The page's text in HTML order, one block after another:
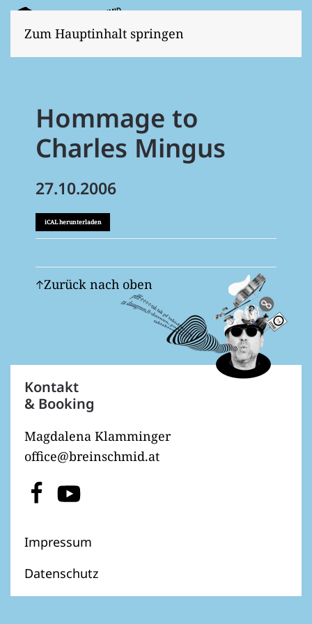
Zum Hauptinhalt springen
Hommage to
Charles Mingus
27.10.2006
iCAL herunterladen
Zurück nach oben
Kontakt
& Booking
Magdalena Klamminger
office@breinschmid.at
Impressum
Datenschutz